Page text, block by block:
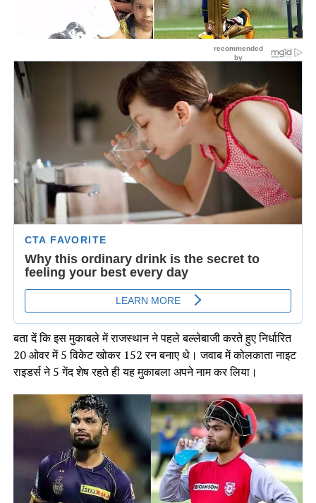
बता दें कि इस मुकाबले में राजस्थान ने पहले बल्लेबाजी करते हुए निर्धारित
20 ओवर में 5 विकेट खोकर 152 रन बनाए थे। जवाब में कोलकाता नाइट
राइडर्स ने 5 गेंद शेष रहते ही यह मुकाबला अपने नाम कर लिया।